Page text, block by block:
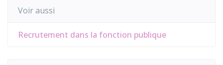
Voir aussi
Recrutement dans la fonction publique